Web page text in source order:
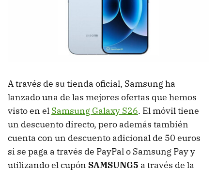
A través de su tienda oficial, Samsung ha
lanzado una de las mejores ofertas que hemos
visto en el Samsung Galaxy S26. El móvil tiene
un descuento directo, pero además también
cuenta con un descuento adicional de 50 euros
si se paga a través de PayPal o Samsung Pay y
utilizando el cupón SAMSUNG5 a través de la